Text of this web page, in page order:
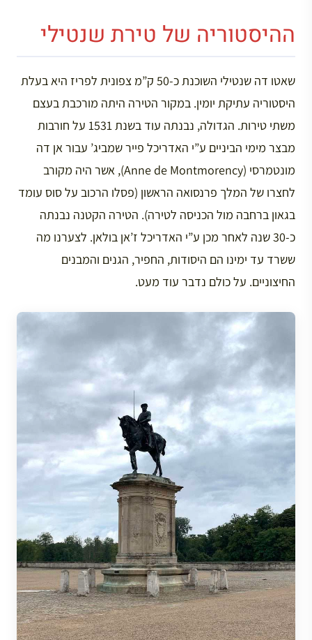
ההיסטוריה של טירת שנטילי
שאטו דה שנטילי השוכנת כ-50 ק”מ צפונית לפריז היא בעלת
היסטוריה עתיקת יומין. במקור הטירה היתה מורכבת בעצם
משתי טירות. הגדולה, נבנתה עוד בשנת 1531 על חורבות
מבצר מימי הביניים ע”י האדריכל פייר שמביג’ עבור אן דה
מונטמרסי (Anne de Montmorency), אשר היה מקורב
לחצרו של המלך פרנסואה הראשון (פסלו הרכוב על סוס עומד
בגאון ברחבה מול הכניסה לטירה). הטירה הקטנה נבנתה
כ-30 שנה לאחר מכן ע”י האדריכל ז’אן בולאן. לצערנו מה
ששרד עד ימינו הם היסודות, החפיר, הגנים והמבנים
החיצוניים. על כולם נדבר עוד מעט.